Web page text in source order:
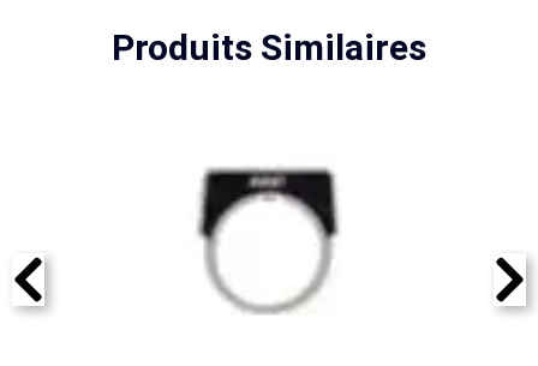
Produits Similaires